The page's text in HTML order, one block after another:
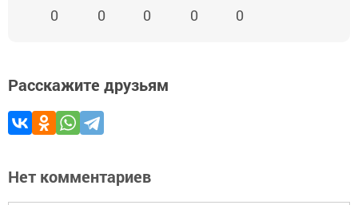
0 0 0 0 0
Расскажите друзьям
Нет комментариев